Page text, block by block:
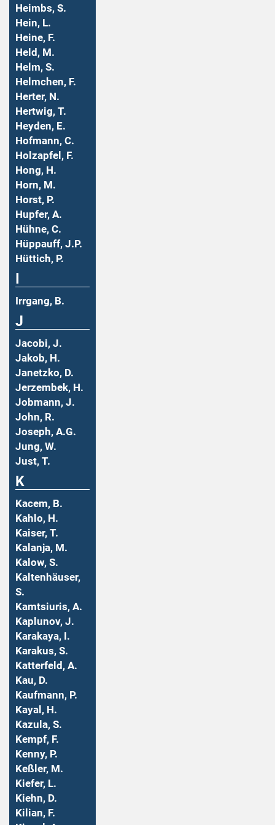
Heimbs, S.
Hein, L.
Heine, F.
Held, M.
Helm, S.
Helmchen, F.
Herter, N.
Hertwig, T.
Heyden, E.
Hofmann, C.
Holzapfel, F.
Hong, H.
Horn, M.
Horst, P.
Hupfer, A.
Hühne, C.
Hüppauff, J.P.
Hüttich, P.
Irrgang, B.
J
Jacobi, J.
Jakob, H.
Janetzko, D.
Jerzembek, H.
Jobmann, J.
John, R.
Joseph, A.G.
Jung, W.
Just, T.
K
Kacem, B.
Kahlo, H.
Kaiser, T.
Kalanja, M.
Kalow, S.
Kaltenhäuser,
S.
Kamtsiuris, A.
Kaplunov, J.
Karakaya, I.
Karakus, S.
Katterfeld, A.
Kau, D.
Kaufmann, P.
Kayal, H.
Kazula, S.
Kempf, F.
Kenny, P.
Keßler, M.
Kiefer, L.
Kiehn, D.
Kilian, F.